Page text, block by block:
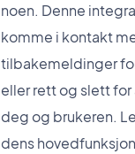
noen. Denne
komme i kontakt
tilbakemeldinger
eller rett og slett
deg og brukeren.
dens